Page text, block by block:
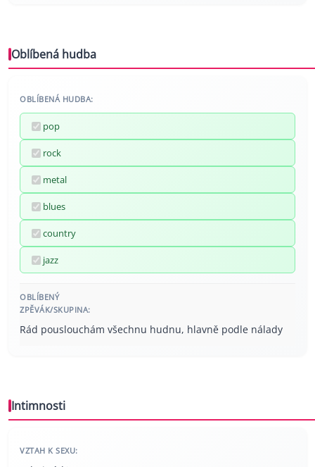
Oblíbená hudba
OBLÍBENÁ HUDBA:
pop
rock
metal
blues
country
jazz
OBLÍBENÝ
ZPĚVÁK/SKUPINA:
Rád pouslouchám všechnu hudnu, hlavně podle nálady
Intimnosti
VZTAH K SEXU: